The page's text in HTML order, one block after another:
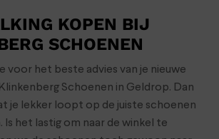
KOPEN BIJ
SCHOENEN
voor het beste advies van je nieuwe
Schoenen in Geldrop. Dan
je lekker loopt op de juiste schoenen
het lastig om naar de winkel te